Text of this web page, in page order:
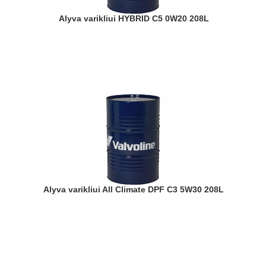
Alyva varikliui HYBRID C5 0W20 208L
Alyva varikliui All Climate DPF C3 5W30 208L